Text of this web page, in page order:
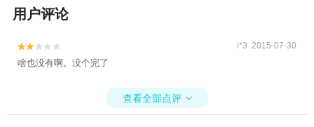
用户评论

 i*3 2015-07-30
啥也没有啊。没个完了
查看全部点评 